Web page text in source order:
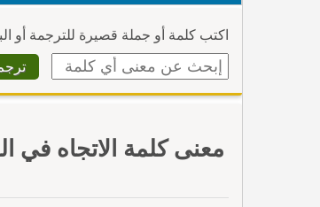
اكتب كلمة أو جملة قصيرة للترجمة
معنى كلمة الاتجاه في